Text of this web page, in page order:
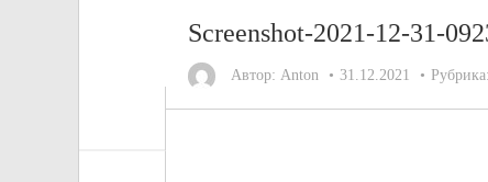
Screenshot-2021-12-31-
Автор: Anton 31.12.2021 Рубрика: